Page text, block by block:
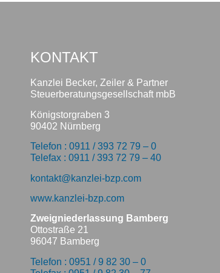
KONTAKT
Kanzlei Becker, Zeiler & Partner
Steuerberatungsgesellschaft mbB
Königstorgraben 3
90402 Nürnberg
Telefon : 0911 / 393 72 79 – 0
Telefax : 0911 / 393 72 79 – 40
kontakt@kanzlei-bzp.com
www.kanzlei-bzp.com
Zweigniederlassung Bamberg
Ottostraße 21
96047 Bamberg
Telefon : 0951 / 9 82 30 – 0